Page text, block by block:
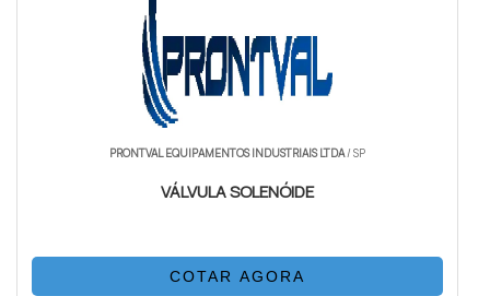
PRONTVAL EQUIPAMENTOS INDUSTRIAIS LTDA/ SP
VÁLVULA SOLENÓIDE
COTAR AGORA